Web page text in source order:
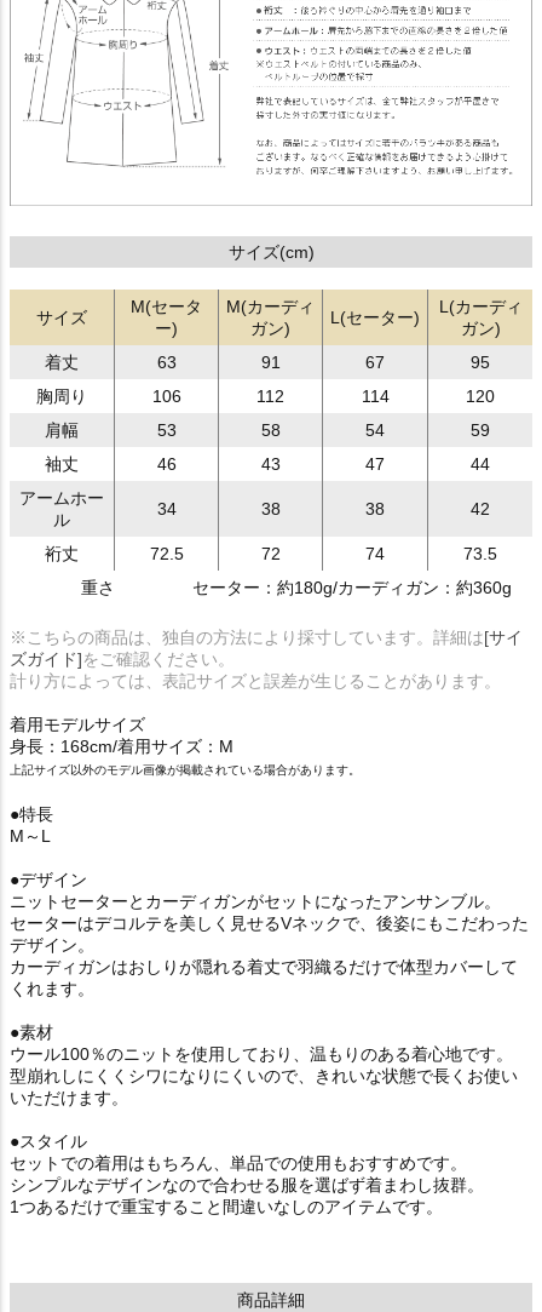
サイズ(cm)
サイズ
M(セータ
ー)
M(カーディ
ガン)
L(セーター)
L(カーディ
ガン)
着丈
63 91 67
95
胸周り
106 112 114
120
肩幅
53 58 54
59
袖丈
46 43 47
44
アームホー
ル
34 38 38 42
裄丈 72.5 72 74
73.5
重さ
セーター：約180g/カーディガン：約360g
※こちらの商品は、独自の方法により採寸しています。詳細は[サイ
ズガイド]をご確認ください。
計り方によっては、表記サイズと誤差が生じることがあります。
着用モデルサイズ
身長：168cm/着用サイズ：M
上記サイズ以外のモデル画像が掲載されている場合があります。
●特長
M～L
●デザイン
ニットセーターとカーディガンがセットになったアンサンブル。
セーターはデコルテを美しく見せるVネックで、後姿にもこだわった
デザイン。
カーディガンはおしりが隠れる着丈で羽織るだけで体型カバーして
くれます。
●素材
ウール100％のニットを使用しており、温もりのある着心地です。
型崩れしにくくシワになりにくいので、きれいな状態で長くお使い
いただけます。
●スタイル
セットでの着用はもちろん、単品での使用もおすすめです。
シンプルなデザインなので合わせる服を選ばず着まわし抜群。
1つあるだけで重宝すること間違いなしのアイテムです。
商品詳細